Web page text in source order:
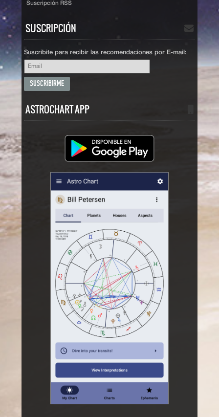
Suscripción RSS
SUSCRIPCIÓN
Suscribite para recibir las recomendaciones por E-mail:
ASTROCHART APP